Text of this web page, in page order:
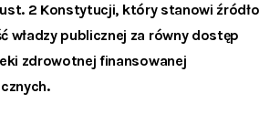
2 Konstytucji, który stanowi źródło
władzy publicznej za równy dostęp
zdrowotnej finansowanej